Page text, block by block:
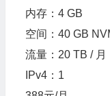
内存：4 GB
空间：40 GB
流量：20 TB / 月
IPv4：1